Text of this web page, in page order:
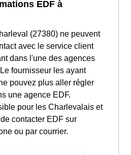
EDF à
(27380) ne peuvent
avec le service client
dans l'une des agences
fournisseur les ayant
pouvez plus aller régler
une agence EDF.
pour les Charlevalais et
contacter EDF sur
ou par courrier.